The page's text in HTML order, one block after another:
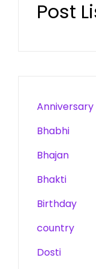
Post
Anniversary
Bhabhi
Bhajan
Bhakti
Birthday
country
Dosti